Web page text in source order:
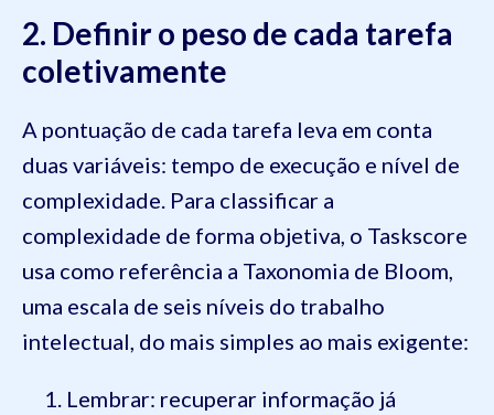
2. Definir o peso de cada tarefa
coletivamente
A pontuação de cada tarefa leva em conta
duas variáveis: tempo de execução e nível de
complexidade. Para classificar a
complexidade de forma objetiva, o Taskscore
usa como referência a Taxonomia de Bloom,
uma escala de seis níveis do trabalho
intelectual, do mais simples ao mais exigente:
Lembrar: recuperar informação já